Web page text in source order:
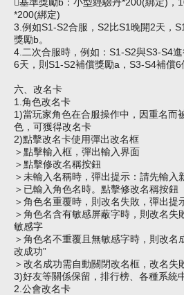
*200(綁定)
3.例如S1-S2合服，S2比S1晚開2天，
獎勵b。
4.二次合服時，例如：S1-S2與S3-S4
6天，則S1-S2補償獎勵a，S3-S4補償6
六、改名卡
1.角色改名卡
1)當玩家角色在合服操作中，因重名而
色，可獲得改名卡
2)點擊改名卡使用彈出改名框
＞點擊輸入框，彈出輸入界面
＞點擊修改名稱按鈕
＞未輸入名稱時，彈出提示：請先輸入
＞已輸入角色名時。點擊修改名稱按鈕
＞角色名重覆時，則改名失敗，彈出提
＞角色名含有敏感屏蔽字時，則改名失
敏感字
＞角色名不重覆且無敏感字時，則改名
改成功”
＞改名成功需自動關閉改名框，改名失
3)好友等關係保留，排行榜、各種系統
2.公會改名卡